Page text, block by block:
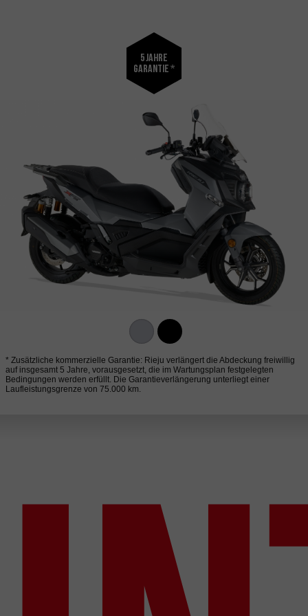
5 Jahre
Garantie *
* Zusätzliche kommerzielle Garantie: Rieju verlängert die Abdeckung freiwillig
auf insgesamt 5 Jahre, vorausgesetzt, die im Wartungsplan festgelegten
Bedingungen werden erfüllt. Die Garantieverlängerung unterliegt einer
Laufleistungsgrenze von 75.000 km.